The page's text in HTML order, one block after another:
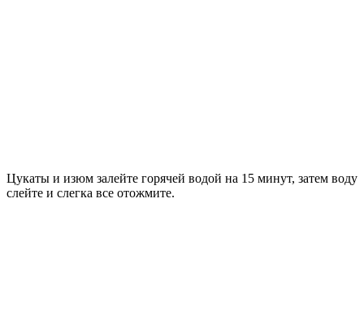
Цукаты и изюм залейте горячей водой на 15 минут, затем воду
слейте и слегка все отожмите.